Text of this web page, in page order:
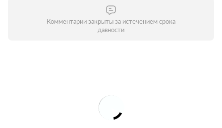
Комментарии закрыты за истечением срока
давности